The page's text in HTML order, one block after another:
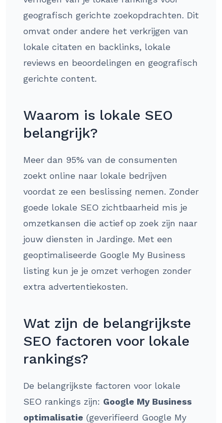
geografisch gerichte zoekopdrachten. Dit
omvat onder andere het verkrijgen van
lokale citaten en backlinks, lokale
reviews en beoordelingen en geografisch
gerichte content.
Waarom is lokale SEO
belangrijk?
Meer dan 95% van de consumenten
zoekt online naar lokale bedrijven
voordat ze een beslissing nemen. Zonder
goede lokale SEO zichtbaarheid mis je
omzetkansen die actief op zoek zijn naar
jouw diensten in Jardinge. Met een
geoptimaliseerde Google My Business
listing kun je je omzet verhogen zonder
extra advertentiekosten.
Wat zijn de belangrijkste
SEO factoren voor lokale
rankings?
De belangrijkste factoren voor lokale
SEO rankings zijn: Google My Business
optimalisatie (geverifieerd Google My